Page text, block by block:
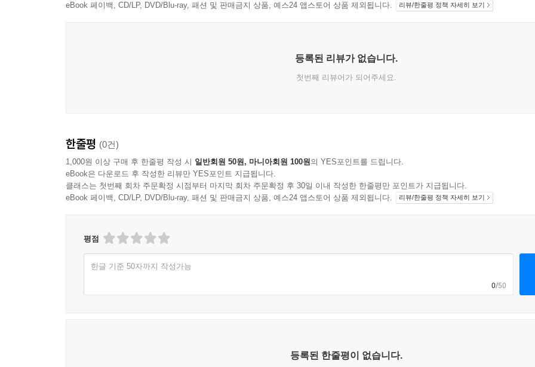
eBook 페이백, CD/LP, DVD/Blu-ray, 패션 및 판매금지 상품, 예스24 앱스토어 상품 제외됩니다.
리뷰/한줄평 정책 자세히 보기
등록된 리뷰가 없습니다.
첫번째 리뷰어가 되어주세요.
한줄평 (0건)
1,000원 이상 구매 후 한줄평 작성 시 일반회원 50원, 마니아회원 100원의 YES포인트를 드립니다.
eBook은 다운로드 후 작성한 리뷰만 YES포인트 지급됩니다.
클래스는 첫번째 회차 주문확정 시점부터 마지막 회차 주문확정 후 30일 이내 작성한 한줄평만 포인트가 지급됩니다.
eBook 페이백, CD/LP, DVD/Blu-ray, 패션 및 판매금지 상품, 예스24 앱스토어 상품 제외됩니다.
리뷰/한줄평 정책 자세히 보기
평점
한글 기준 50자까지 작성가능
0/50
등록된 한줄평이 없습니다.